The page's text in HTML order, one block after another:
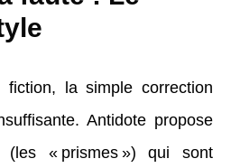
fiction, la simple correction
Antidote propose
« prismes ») qui sont